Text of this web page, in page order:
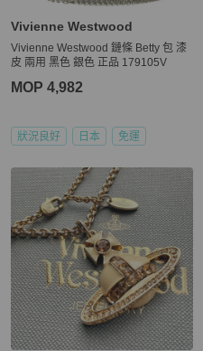
Vivienne Westwood
Vivienne Westwood 鏈條 Betty 包 漆
皮 兩用 黑色 銀色 正品 179105V
MOP 4,982
狀況良好 日本 免運